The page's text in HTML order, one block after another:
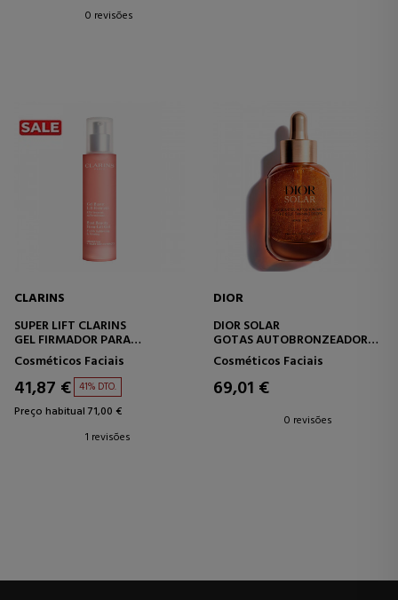
0 revisões
CLARINS
SUPER LIFT CLARINS
GEL FIRMADOR PARA
PESCOÇO E BUSTO
Cosméticos Faciais
41,87 € 41% DTO.
Preço habitual 71,00 €
1 revisões
DIOR
DIOR SOLAR
GOTAS AUTOBRONZEADORAS
PARA O ROSTO E PESCOÇO.
Cosméticos Faciais
69,01 €
0 revisões